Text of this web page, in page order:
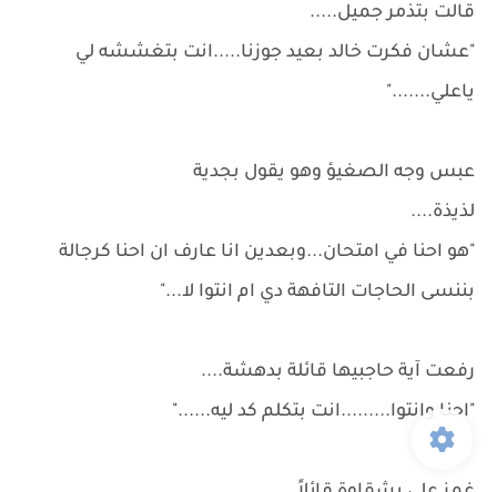
قالت بتذمر جميل.....
"عشان فكرت خالد بعيد جوزنا.....انت بتغششه لي
ياعلي......."
عبس وجه الصغيؤ وهو يقول بجدية
لذيذة....
"هو احنا في امتحان...وبعدين انا عارف ان احنا كرجالة
بننسى الحاجات التافهة دي ام انتوا لا..."
رفعت آية حاجبيها قائلة بدهشة....
"احنا وانتوا.........انت بتكلم كد ليه......"